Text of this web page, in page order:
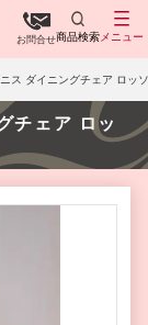
お問合せ商品検索 メニュー
ス ダイニングチェア ロッ
チェア ロッ